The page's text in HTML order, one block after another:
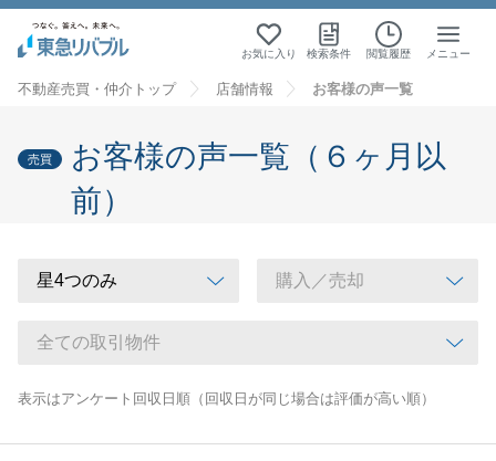
お気に入り 検索条件 閲覧履歴 メニュー
不動産売買・仲介トップ 店舗情報 お客様の声一覧
売買
お客様の声一覧（６ヶ月以
前）
表示はアンケート回収日順（回収日が同じ場合は評価が高い順）